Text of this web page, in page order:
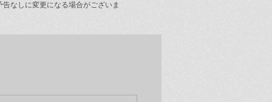
なしに変更になる場合がございま